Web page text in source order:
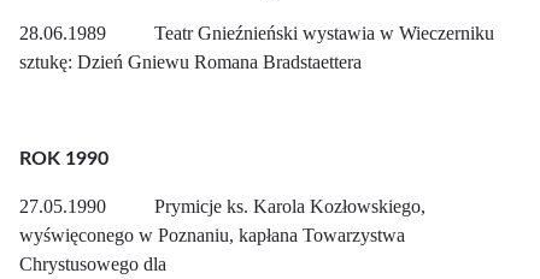
28.06.1989 Teatr Gnieźnieński wystawia w Wieczerniku
sztukę: Dzień Gniewu Romana Bradstaettera
ROK 1990
27.05.1990 Prymicje ks. Karola Kozłowskiego,
wyświęconego w Poznaniu, kapłana Towarzystwa
Chrystusowego dla